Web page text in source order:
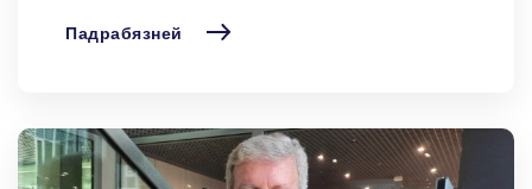
Падрабязней